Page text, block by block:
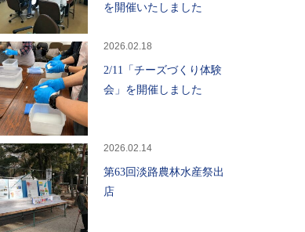
を開催いたしました
2026.02.18
2/11「チーズづくり体験
会」を開催しました
2026.02.14
第63回淡路農林水産祭出
店